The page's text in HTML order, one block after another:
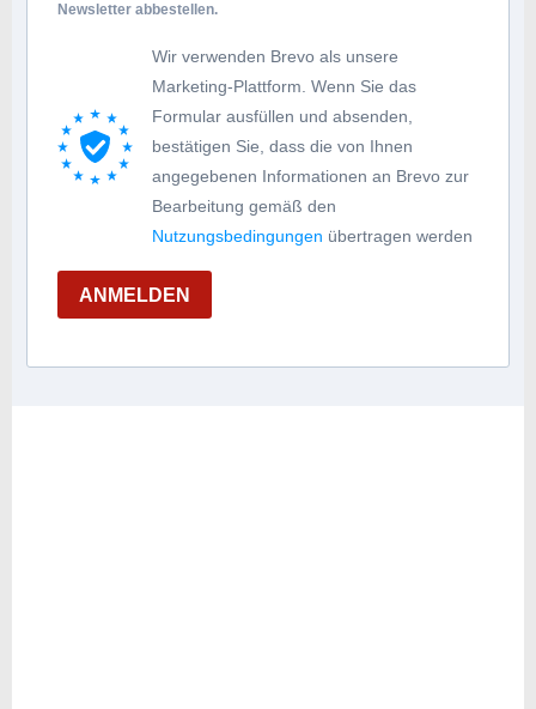
Newsletter abbestellen.
Wir verwenden Brevo als unsere
Marketing-Plattform. Wenn Sie das
Formular ausfüllen und absenden,
bestätigen Sie, dass die von Ihnen
angegebenen Informationen an Brevo zur
Bearbeitung gemäß den
Nutzungsbedingungen übertragen werden
ANMELDEN